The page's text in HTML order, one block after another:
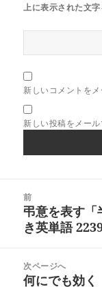
上に表示された文字
新しいコメントを
新しい投稿をメー
前
前
の
稿:
弔意を表す「
き英単語
次ページへ
次
何にでも効く